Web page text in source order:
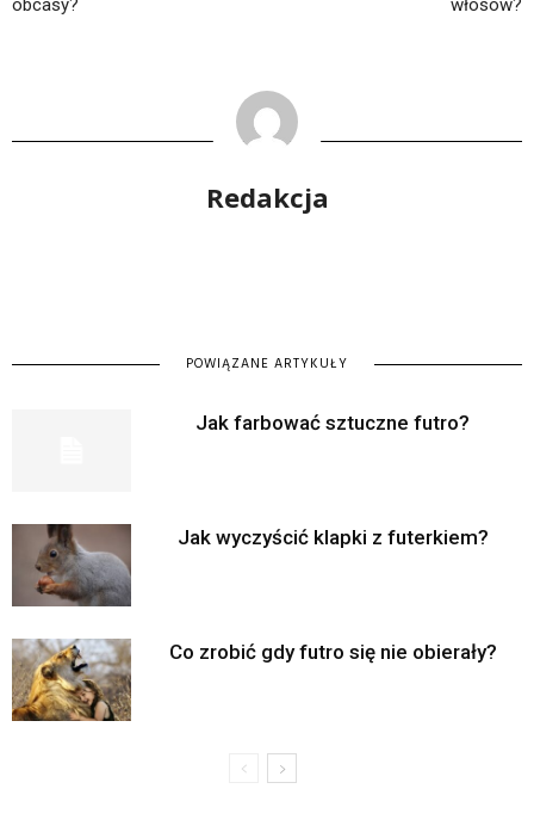
obcasy? włosów?
Redakcja
POWIĄZANE ARTYKUŁY
Jak farbować sztuczne futro?
Jak wyczyścić klapki z futerkiem?
Co zrobić gdy futro się nie obierały?